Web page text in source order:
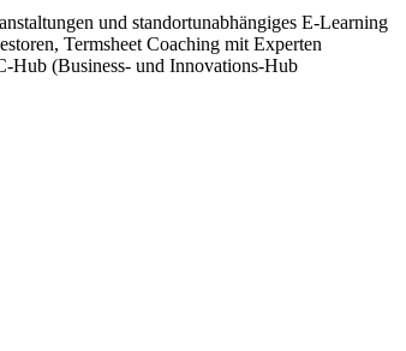
und standortunabhängiges E-Learning
Termsheet Coaching mit Experten
Hub (Business- und Innovations-Hub